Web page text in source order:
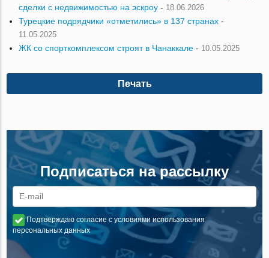
сделки с недвижимостью на эскроу - 18.06.2026
Турецкие подрядчики «отметились» в 137 странах -
11.05.2025
ЖК со спорткомплексом строят в Чанаккале - 10.05.2025
Печать
Подписаться на рассылку
Подтверждаю согласие с условиями использования
персональных данных